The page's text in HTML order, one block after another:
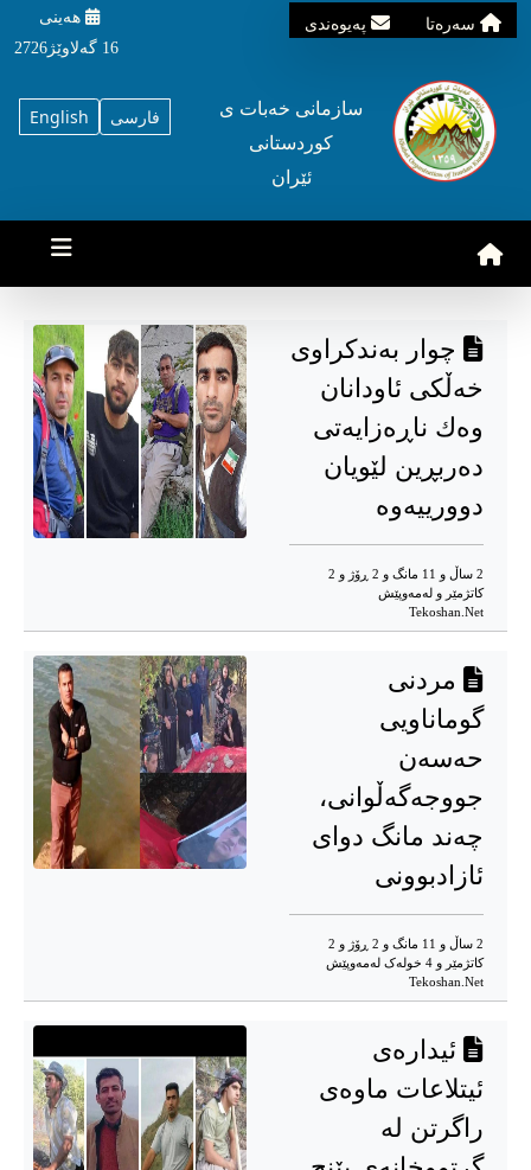
سه‌ره‌تا په‌یوه‌ندی
هه‌ینی
16 گه‌لاوێژ2726
English فارسی
سازمانی خه‌بات ی
کوردستانی
ئێران
چوار بەندکراوی
خەڵکی ئاودانان
وەك ناڕەزایەتی
دەربڕین لێویان
دوورییەوە
2 ساڵ و 11 مانگ و 2 ڕۆژ و 2
کاتژمێر و له‌مه‌وپێش‌
Tekoshan.Net
مردنی
گوماناویی
حەسەن
جووجەگەڵوانی،
چەند مانگ دوای
ئازادبوونی
2 ساڵ و 11 مانگ و 2 ڕۆژ و 2
کاتژمێر و 4 خوله‌ک له‌مه‌وپێش‌
Tekoshan.Net
ئیدارەی
ئیتلاعات ماوەی
راگرتن لە